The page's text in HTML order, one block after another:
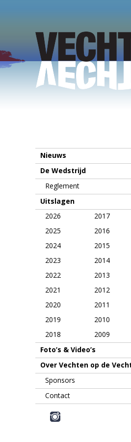
Nieuws
De Wedstrijd
Reglement
Uitslagen
2026
2017
2025
2016
2024
2015
2023
2014
2022
2013
2021
2012
2020
2011
2019
2010
2018
2009
Foto’s & Video’s
Over Vechten op de
Sponsors
Contact